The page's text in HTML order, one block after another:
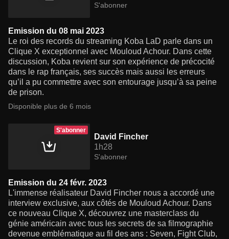
S'abonner
Emission du 08 mai 2023
Le roi des records du streaming Koba LaD parle dans un
Clique X exceptionnel avec Mouloud Achour. Dans cette
discussion, Koba revient sur son expérience de précocité
dans le rap français, ses succès mais aussi les erreurs
qu’il a pu commettre avec son entourage jusqu’à sa peine
de prison.
Disponible plus de 6 mois
S'abonner
David Fincher
1h28
S'abonner
Emission du 24 févr. 2023
L'immense réalisateur David Fincher nous a accordé une
interview exclusive, aux côtés de Mouloud Achour. Dans
ce nouveau Clique X, découvrez une masterclass du
génie américain avec tous les secrets de sa filmographie
devenue emblématique au fil des ans : Seven, Fight Club,